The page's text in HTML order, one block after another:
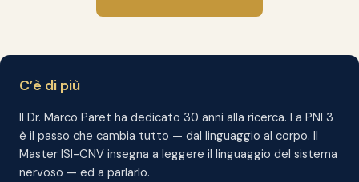
C’è di più
Il Dr. Marco Paret ha dedicato 30 anni alla ricerca. La PNL3
è il passo che cambia tutto — dal linguaggio al corpo. Il
Master ISI-CNV insegna a leggere il linguaggio del sistema
nervoso — ed a parlarlo.